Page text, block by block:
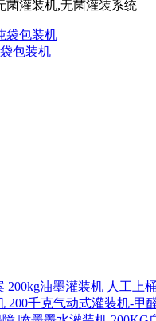
袋包装机
包装机
200kg油墨灌装机 人工上
200千克气动式灌装机-甲